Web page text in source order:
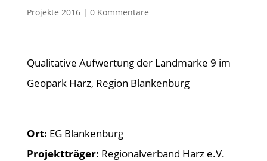
Projekte 2016| 0 Kommentare
Qualitative Aufwertung der Landmarke 9 im
Geopark Harz, Region Blankenburg
Ort: EG Blankenburg
Projektträger: Regionalverband Harz e.V.